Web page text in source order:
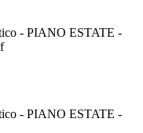
- PIANO ESTATE -
- PIANO ESTATE -